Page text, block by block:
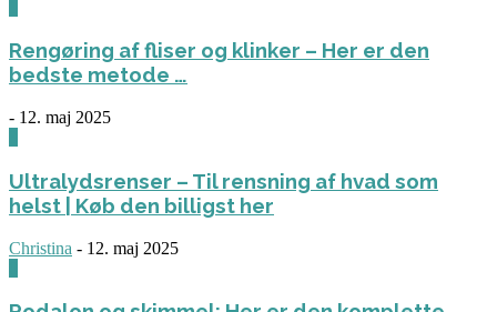
Rengøring af fliser og klinker – Her er den
bedste metode …
- 12. maj 2025
Ultralydsrenser – Til rensning af hvad som
helst | Køb den billigst her
Christina - 12. maj 2025